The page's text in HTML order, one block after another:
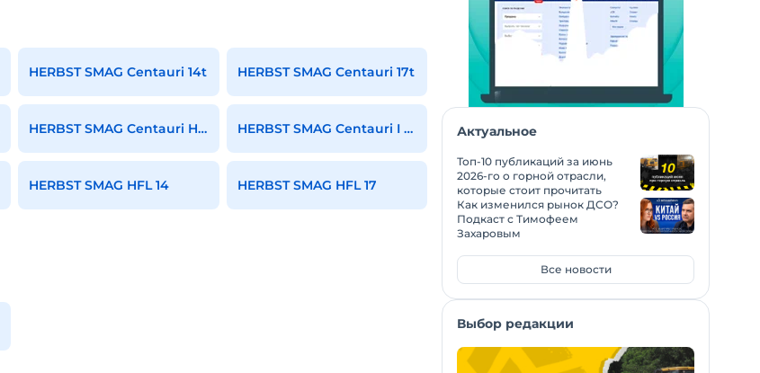
HERBST SMAG Centauri 14t HERBST SMAG Centauri 17t
HERBST SMAG Centauri HFL 22500 lbf (AK-R) HERBST SMAG Centauri I HFL 100 (AK-R)
HERBST SMAG HFL 14 HERBST SMAG HFL 17
Актуальное
Топ-10 публикаций за июнь
2026-го о горной отрасли,
которые стоит прочитать
Как изменился рынок ДСО?
Подкаст с Тимофеем
Захаровым
Все новости
Выбор редакции